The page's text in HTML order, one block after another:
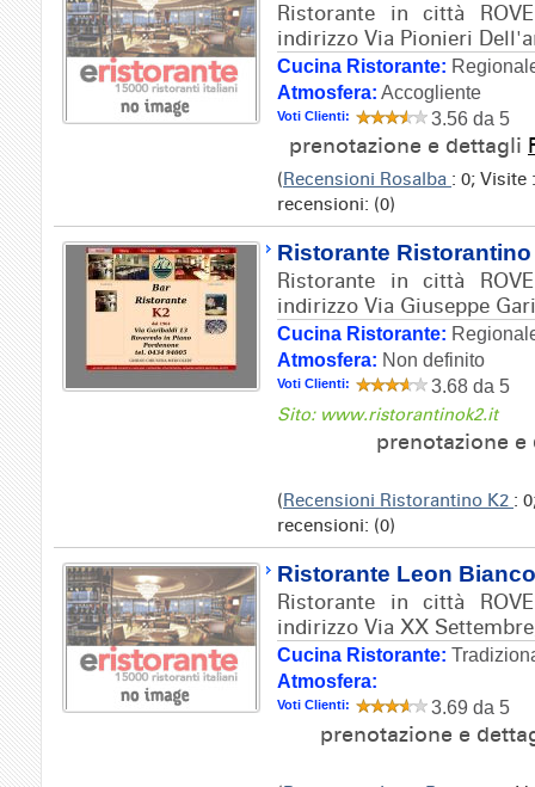
Ristorante in città
indirizzo Via Pionieri
Cucina Ristorante:
Atmosfera: Accogliente
Voti Clienti: 3.56 da 5
prenotazione e dettagli
(Recensioni Rosalba : 0; Visite
recensioni: (0)
Ristorante Ristorantino
Ristorante in città
indirizzo Via Giuseppe
Cucina Ristorante:
Atmosfera: Non definito
Voti Clienti: 3.68 da 5
Sito: www.ristorantinok2.it
prenotazione
(Recensioni Ristorantino K2 :
recensioni: (0)
Ristorante Leon Bianco
Ristorante in città
indirizzo Via XX
Cucina Ristorante:
Atmosfera:
Voti Clienti: 3.69 da 5
prenotazione e